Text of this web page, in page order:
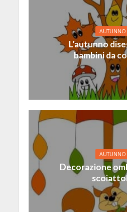
AUTUNNO
L’autunno
bambini da
AUTUNNO
Decorazione